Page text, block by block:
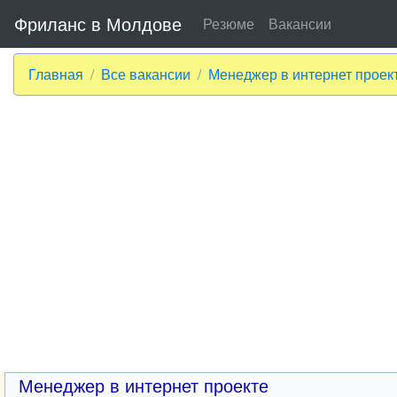
Фриланс в Молдове Резюме Вакансии
Главная Все вакансии Менеджер в интернет
Менеджер в интернет проекте